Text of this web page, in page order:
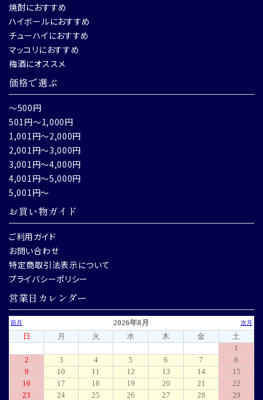
焼酎におすすめ
ハイボールにおすすめ
チューハイにおすすめ
マッコリにおすすめ
梅酒にオススメ
価格で選ぶ
～500円
501円～1,000円
1,001円～2,000円
2,001円～3,000円
3,001円～4,000円
4,001円～5,000円
5,001円～
お買い物ガイド
ご利用ガイド
お問い合わせ
特定商取引法表示について
プライバシーポリシー
営業日カレンダー